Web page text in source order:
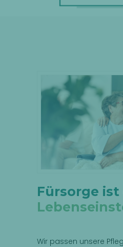
Fürsorge ist
Wir passen unsere